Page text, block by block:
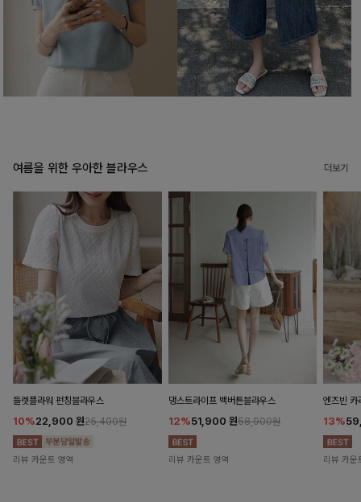
여름을 위한 우아한 블라우스 더보기
들렛플라워 펀칭블라우스
10%22,900 원25,400원
리뷰 카운트 영역
댕스트라이프 백버튼블라우스
12%51,900 원58,900원
리뷰 카운트 영역
엔즈빈
13%
리뷰 카운